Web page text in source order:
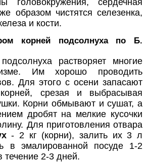
образом чистятся селезенка,
и кости.
корней подсолнуха по Б.
растворяет многие
Им хорошо проводить
Для этого с осени запасают
срезая и выбрасывая
Корни обмывают и сушат, а
дробят на мелкие кусочки
Для приготовления отвара
- 2 кг (корни), залить их 3 л
в эмалированной посуде 1-2
2-3 дней.